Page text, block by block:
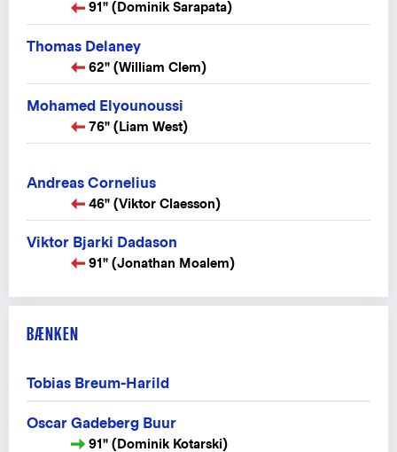
91" (Dominik Sarapata)
Thomas Delaney
62" (William Clem)
Mohamed Elyounoussi
76" (Liam West)
Andreas Cornelius
46" (Viktor Claesson)
Viktor Bjarki Dadason
91" (Jonathan Moalem)
BÆNKEN
Tobias Breum-Harild
Oscar Gadeberg Buur
91" (Dominik Kotarski)